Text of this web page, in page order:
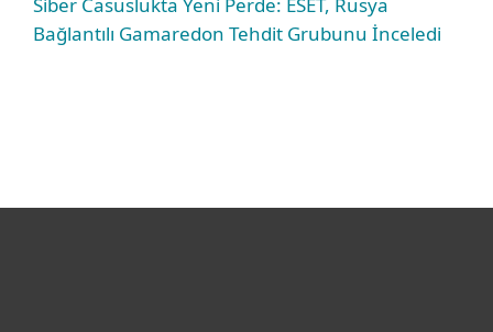
Bağlantılı Gamaredon Tehdit Grubunu İnceledi